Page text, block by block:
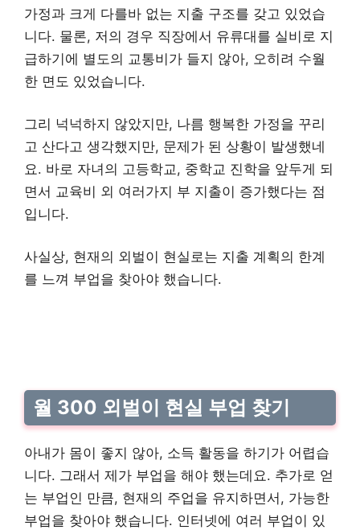
가정과 크게 다를바 없는 지출 구조를 갖고 있었습
니다. 물론, 저의 경우 직장에서 유류대를 실비로 지
급하기에 별도의 교통비가 들지 않아, 오히려 수월
한 면도 있었습니다.
그리 넉넉하지 않았지만, 나름 행복한 가정을 꾸리
고 산다고 생각했지만, 문제가 된 상황이 발생했네
요. 바로 자녀의 고등학교, 중학교 진학을 앞두게 되
면서 교육비 외 여러가지 부 지출이 증가했다는 점
입니다.
사실상, 현재의 외벌이 현실로는 지출 계획의 한계
를 느껴 부업을 찾아야 했습니다.
월 300 외벌이 현실 부업 찾기
아내가 몸이 좋지 않아, 소득 활동을 하기가 어렵습
니다. 그래서 제가 부업을 해야 했는데요. 추가로 얻
는 부업인 만큼, 현재의 주업을 유지하면서, 가능한
부업을 찾아야 했습니다. 인터넷에 여러 부업이 있